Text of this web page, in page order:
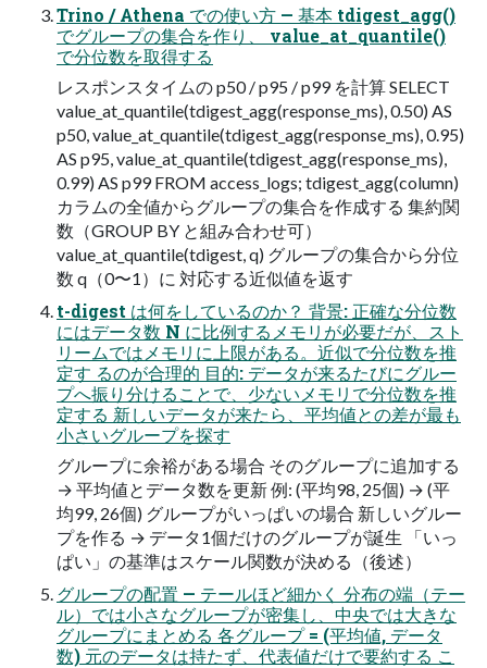
Trino / Athena での使い方 — 基本 tdigest_agg()
でグループの集合を作り、 value_at_quantile()
で分位数を取得する
レスポンスタイムの p50 / p95 / p99 を計算 SELECT
value_at_quantile(tdigest_agg(response_ms), 0.50) AS
p50, value_at_quantile(tdigest_agg(response_ms), 0.95)
AS p95, value_at_quantile(tdigest_agg(response_ms),
0.99) AS p99 FROM access_logs; tdigest_agg(column)
カラムの全値からグループの集合を作成する 集約関
数（GROUP BY と組み合わせ可）
value_at_quantile(tdigest, q) グループの集合から分位
数 q（0〜1）に 対応する近似値を返す
t-digest は何をしているのか？ 背景: 正確な分位数
にはデータ数 N に比例するメモリが必要だが、スト
リームではメモリに上限がある。近似で分位数を推
定す るのが合理的 目的: データが来るたびにグルー
プへ振り分けることで、少ないメモリで分位数を推
定する 新しいデータが来たら、平均値との差が最も
小さいグループを探す
グループに余裕がある場合 そのグループに追加する
→ 平均値とデータ数を更新 例: (平均98, 25個) → (平
均99, 26個) グループがいっぱいの場合 新しいグルー
プを作る → データ1個だけのグループが誕生 「いっ
ぱい」の基準はスケール関数が決める（後述）
グループの配置 — テールほど細かく 分布の端（テー
ル）では小さなグループが密集し、中央では大きな
グループにまとめる 各グループ = (平均値, データ
数) 元のデータは持たず、代表値だけで要約する こ